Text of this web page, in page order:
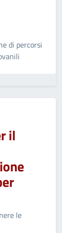
di percorsi
il
le